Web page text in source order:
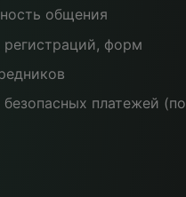
общения
регистраций, форм
платежей (по